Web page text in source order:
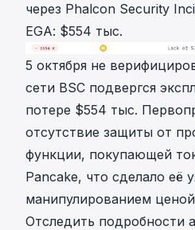
через Phalcon Security
EGA: $554 тыс.
5 октября не
сети BSC подвергся
потере $554 тыс.
отсутствие защиты от
функции, покупающей
Pancake, что сделало её
манипулированием
Отследить подробности